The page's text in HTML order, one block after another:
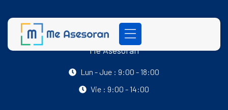
Me Asesoran
Lun - Jue : 9:00 - 18:00
Vie : 9:00 - 14:00